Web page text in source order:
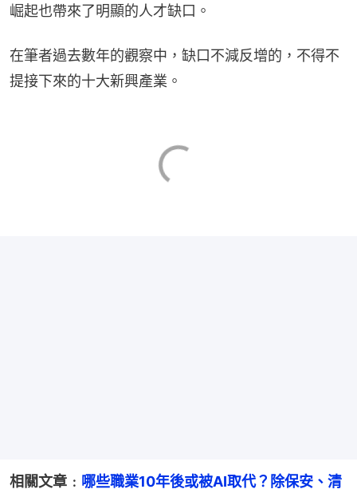
崛起也帶來了明顯的人才缺口。
在筆者過去數年的觀察中，缺口不減反增的，不得不
提接下來的十大新興產業。
相關文章﹕ 哪些職業10年後或被AI取代？除保安、清